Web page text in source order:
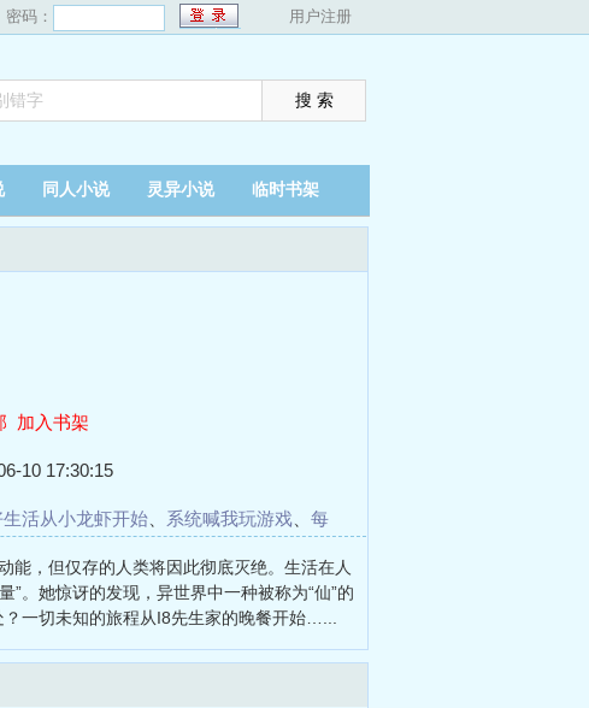
密码： 用户注册
同人小说 灵异小说 临时书架
加入书架
10 17:30:15
生活从小龙虾开始 系统喊我玩游戏
每
能，但仅存的人类将因此彻底灭绝。生活在人
。她惊讶的发现，异世界中一种被称为“仙”的
一切未知的旅程从I8先生家的晚餐开始…...